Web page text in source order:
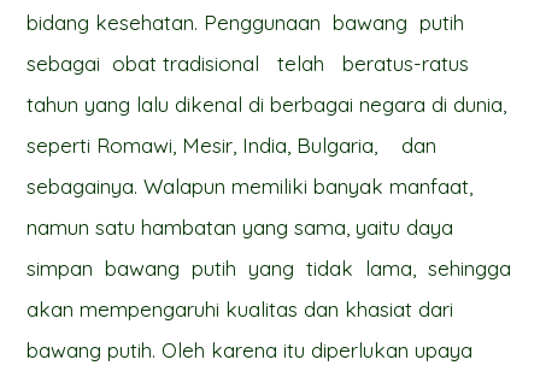
bidang kesehatan. Penggunaan bawang putih
sebagai obat tradisional telah beratus-ratus
tahun yang lalu dikenal di berbagai negara di dunia,
seperti Romawi, Mesir, India, Bulgaria, dan
sebagainya. Walapun memiliki banyak manfaat,
namun satu hambatan yang sama, yaitu daya
simpan bawang putih yang tidak lama, sehingga
akan mempengaruhi kualitas dan khasiat dari
bawang putih. Oleh karena itu diperlukan upaya